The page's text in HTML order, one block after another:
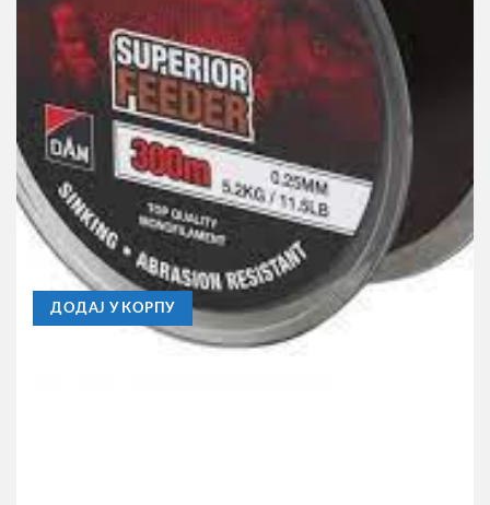
DAM
Najlon Dam Damyl Tectan Feeder 300m 0.23mm 4.2kg
820,00RSD
ДОДАЈ У КОРПУ